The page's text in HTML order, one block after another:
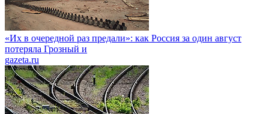
«Их в очередной раз предали»: как Россия за один август
потеряла Грозный и
gazeta.ru